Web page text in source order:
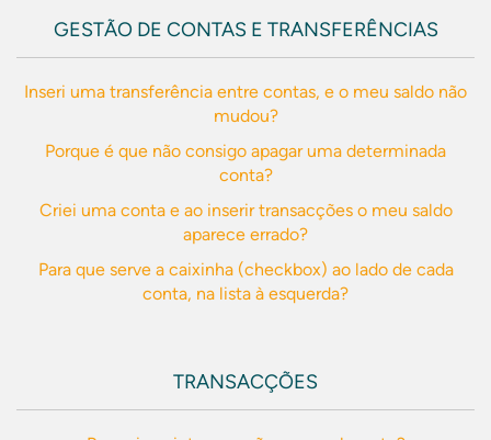
GESTÃO DE CONTAS E TRANSFERÊNCIAS
Inseri uma transferência entre contas, e o meu saldo não
mudou?
Porque é que não consigo apagar uma determinada
conta?
Criei uma conta e ao inserir transacções o meu saldo
aparece errado?
Para que serve a caixinha (checkbox) ao lado de cada
conta, na lista à esquerda?
TRANSACÇÕES